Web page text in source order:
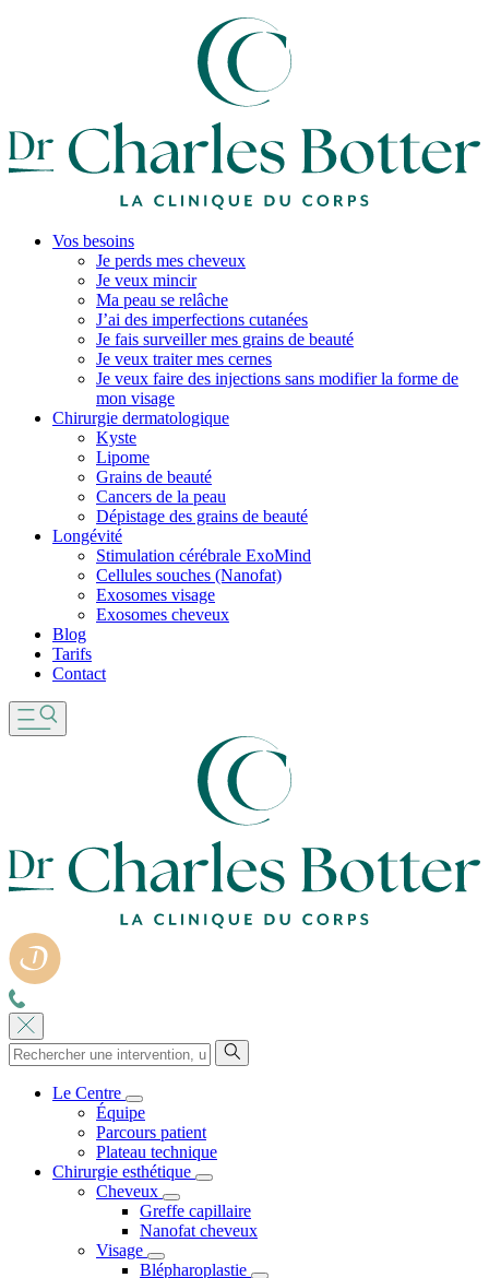
Vos besoins
Je perds mes cheveux
Je veux mincir
Ma peau se relâche
J’ai des imperfections cutanées
Je fais surveiller mes grains de beauté
Je veux traiter mes cernes
Je veux faire des injections sans modifier la forme de
mon visage
Chirurgie dermatologique
Kyste
Lipome
Grains de beauté
Cancers de la peau
Dépistage des grains de beauté
Longévité
Stimulation cérébrale ExoMind
Cellules souches (Nanofat)
Exosomes visage
Exosomes cheveux
Blog
Tarifs
Contact
Le Centre
Équipe
Parcours patient
Plateau technique
Chirurgie esthétique
Cheveux
Greffe capillaire
Nanofat cheveux
Visage
Blépharoplastie